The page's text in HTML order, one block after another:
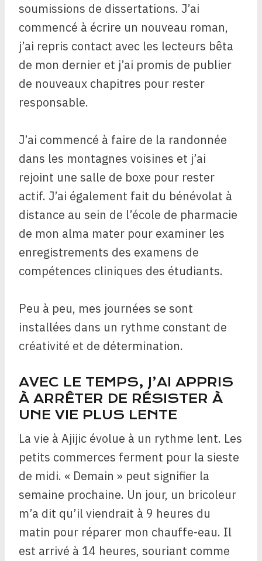
soumissions de dissertations. J’ai
commencé à écrire un nouveau roman,
j’ai repris contact avec les lecteurs bêta
de mon dernier et j’ai promis de publier
de nouveaux chapitres pour rester
responsable.
J’ai commencé à faire de la randonnée
dans les montagnes voisines et j’ai
rejoint une salle de boxe pour rester
actif. J’ai également fait du bénévolat à
distance au sein de l’école de pharmacie
de mon alma mater pour examiner les
enregistrements des examens de
compétences cliniques des étudiants.
Peu à peu, mes journées se sont
installées dans un rythme constant de
créativité et de détermination.
AVEC LE TEMPS, J’AI APPRIS
À ARRÊTER DE RÉSISTER À
UNE VIE PLUS LENTE
La vie à Ajijic évolue à un rythme lent. Les
petits commerces ferment pour la sieste
de midi. « Demain » peut signifier la
semaine prochaine. Un jour, un bricoleur
m’a dit qu’il viendrait à 9 heures du
matin pour réparer mon chauffe-eau. Il
est arrivé à 14 heures, souriant comme